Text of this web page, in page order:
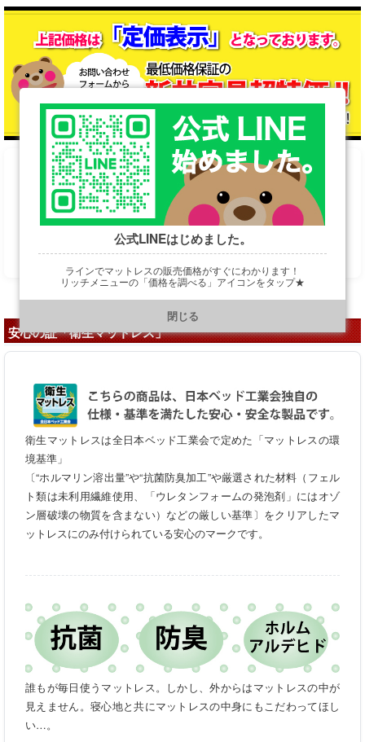
格安特価は表示すると怒られるので…お手数ですが
お問い合わせフォームへ
安心の証「衛生マットレス」
衛生マットレスは全日本ベッド工業会で定めた「マットレスの環
境基準」
〔“ホルマリン溶出量”や“抗菌防臭加工”や厳選された材料（フェル
ト類は未利用繊維使用、「ウレタンフォームの発泡剤」にはオゾ
ン層破壊の物質を含まない）などの厳しい基準〕をクリアしたマ
ットレスにのみ付けられている安心のマークです。
誰もが毎日使うマットレス。しかし、外からはマットレスの中が
見えません。寝心地と共にマットレスの中身にもこだわってほし
い…。
公式LINEはじめました。
ラインでマットレスの販売価格がすぐにわかります！
リッチメニューの「価格を調べる」アイコンをタップ★
https://line.me/R/ti/p/@901ptzjz
閉じる